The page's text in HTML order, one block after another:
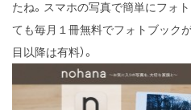
たね。スマホの写真で簡単にフォ
ても毎月１冊無料でフォトブック
目以降は有料）。